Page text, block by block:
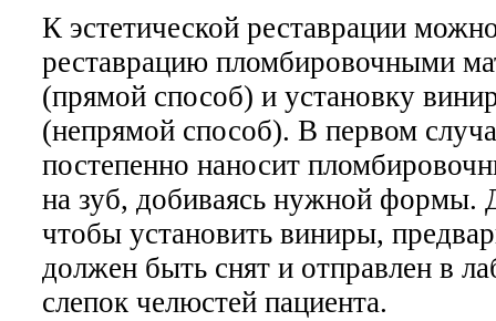
К эстетической реставрации
реставрацию пломбировочными
(прямой способ) и установку
(непрямой способ). В первом
постепенно наносит
на зуб, добиваясь нужной формы.
чтобы установить виниры,
должен быть снят и отправлен в
слепок челюстей пациента.